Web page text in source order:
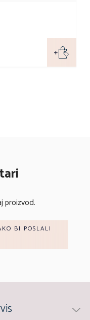
+
proizvod.
BI POSLALI